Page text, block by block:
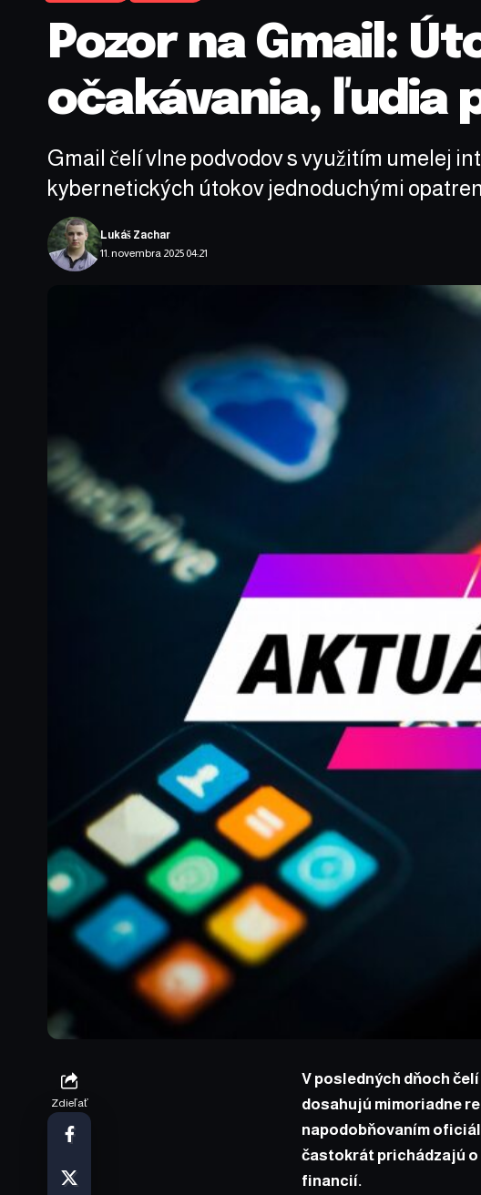
Pozor na Gmail:
očakávania, ľudia
Gmail čelí vlne podvodov s využitím umelej
kybernetických útokov jednoduchými
11. novembra 2025 04:21
Lukáš Zachar
Zdieľať
V posledných dňoch
dosahujú mimoriadne
napodobňovaním
častokrát prichádzajú o
financií.